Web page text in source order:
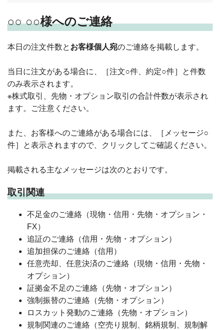
○○ ○○様へのご連絡
本日の注文件数と お客様個人宛のご連絡を掲載します。
当日に注文がある場合に、［注文○件、約定○件］と件数
のみ表示されます。
※株式取引、先物・オプション取引の合計件数が表示され
ます。ご注意ください。
また、お客様へのご連絡がある場合には、［メッセージ○
件］と表示されますので、クリックしてご確認ください。
掲載される主なメッセージは次のとおりです。
取引関連
不足金のご連絡（現物・信用・先物・オプション・
FX）
追証のご連絡（信用・先物・オプション）
追加担保のご連絡（信用）
任意売却、任意決済のご連絡（現物・信用・先物・
オプション）
証拠金不足のご連絡（先物・オプション）
強制振替のご連絡（先物・オプション）
ロスカット発動のご連絡（先物・オプション）
規制関連のご連絡（空売り規制、銘柄規制、規制解